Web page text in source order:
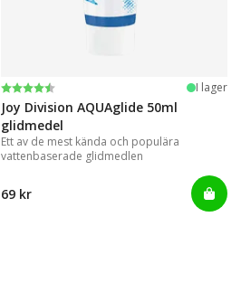
Betyg:
4.2 utav 5 stjärnor I lager
Joy Division AQUAglide 50ml
glidmedel
Ett av de mest kända och populära
vattenbaserade glidmedlen
69 kr